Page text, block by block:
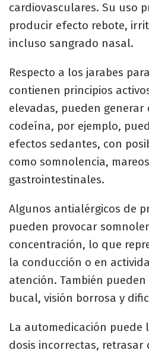
cardiovasculares. Su uso
producir efecto rebote,
incluso sangrado nasal.
Respecto a los jarabes
contienen principios
elevadas, pueden generar
codeína, por ejemplo,
efectos sedantes, con
como somnolencia,
gastrointestinales.
Algunos antialérgicos de
pueden provocar
concentración, lo que
la conducción o en
atención. También
bucal, visión borrosa y
La automedicación puede
dosis incorrectas, retrasar